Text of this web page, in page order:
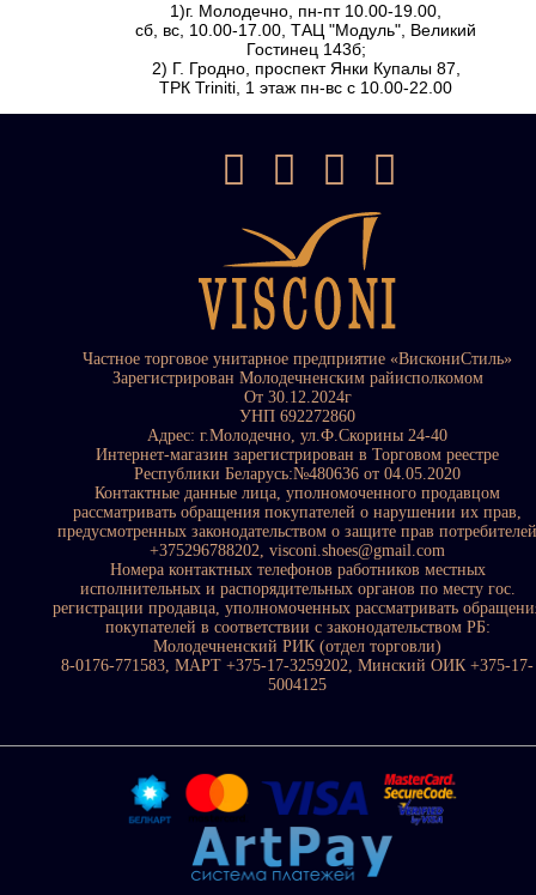
1)г. Молодечно, пн-пт 10.00-19.00,
сб, вс, 10.00-17.00, ТАЦ "Модуль", Великий
Гостинец 143б;
2) Г. Гродно, проспект Янки Купалы 87,
ТРК Triniti, 1 этаж пн-вс с 10.00-22.00
Частное торговое унитарное предприятие «ВискониСтиль»
Зарегистрирован Молодечненским райисполкомом
От 30.12.2024г
УНП 692272860
Адрес: г.Молодечно, ул.Ф.Скорины 24-40
Интернет-магазин зарегистрирован в Торговом реестре
Республики Беларусь:№480636 от 04.05.2020
Контактные данные лица, уполномоченного продавцом
рассматривать обращения покупателей о нарушении их прав,
предусмотренных законодательством о защите прав потребителей
+375296788202, visconi.shoes@gmail.com
Номера контактных телефонов работников местных
исполнительных и распорядительных органов по месту гос.
регистрации продавца, уполномоченных рассматривать
покупателей в соответствии с законодательством РБ:
Молодечненский РИК (отдел торговли)
8-0176-771583, МАРТ +375-17-3259202, Минский ОИК +375-17-
5004125